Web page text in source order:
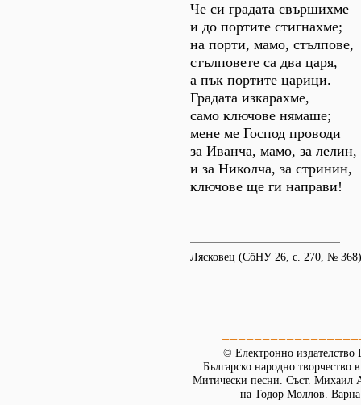
Че си градата свършихме
и до портите стигнахме;
на порти, мамо, стълпове,
стълповете са два царя,
а пък портите царици.
Градата изкарахме,
само ключове нямаше;
мене ме Господ проводи
за Иванча, мамо, за лелин,
и за Николча, за стринин,
ключове ще ги направи!
Лясковец (СбНУ 26, с. 270, №
© Електронно издателство
Българско народно творчество
Митически песни. Съст. Михаил
на Тодор Моллов.